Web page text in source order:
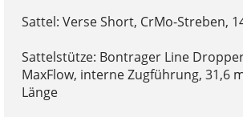
Sattel: Verse Short, CrMo-Streben,
Sattelstütze: Bontrager Line
MaxFlow, interne Zugführung, 31,6
Länge